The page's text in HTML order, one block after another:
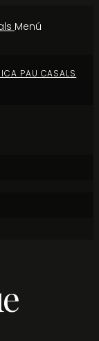
Menú
PAU CASALS